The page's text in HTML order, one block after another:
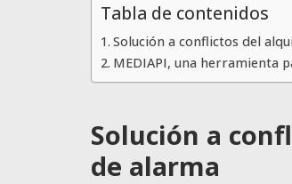
Tabla de contenidos
Solución a conflictos del
MEDIAPI, una herramienta
Solución a
de alarma